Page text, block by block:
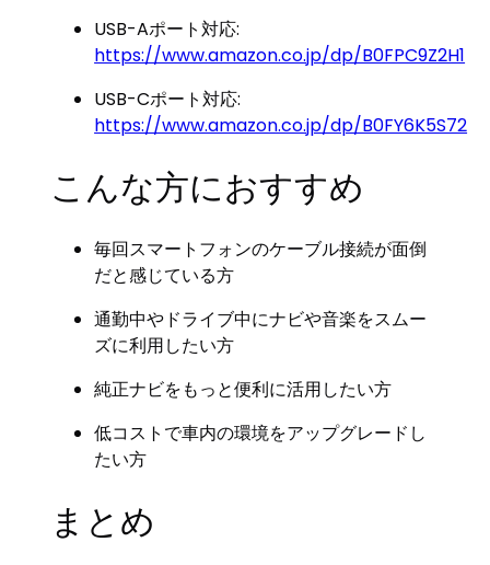
USB-Aポート対応:
https://www.amazon.co.jp/dp/B0FPC9Z2H1
USB-Cポート対応:
https://www.amazon.co.jp/dp/B0FY6K5S72
こんな方におすすめ
毎回スマートフォンのケーブル接続が面倒
だと感じている方
通勤中やドライブ中にナビや音楽をスムー
ズに利用したい方
純正ナビをもっと便利に活用したい方
低コストで車内の環境をアップグレードし
たい方
まとめ